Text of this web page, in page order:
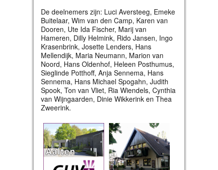
De deelnemers zijn: Luci Aversteeg, Emeke
Buitelaar, Wim van den Camp, Karen van
Dooren, Ute Ida Fischer, Marij van
Hameren, Dilly Helmink, Rido Jansen, Ingo
Krasenbrink, Josette Lenders, Hans
Mellendijk, Maria Neumann, Marion van
Noord, Hans Oldenhof, Heleen Posthumus,
Sieglinde Potthoff, Anja Sennema, Hans
Sennema, Hans Michael Spogahn, Judith
Spook, Ton van Vliet, Ria Wiendels, Cynthia
van Wijngaarden, Dinie Wikkerink en Thea
Zweerink.